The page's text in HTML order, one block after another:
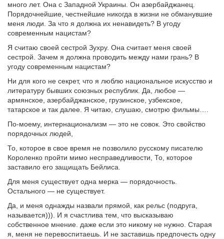
много лет. Она с Западной Украины. Он азербайджанец.
Порядочнейшие, честнейшие никогда в жизни не обманувшие
меня люди. За что я должна их ненавидеть? В угоду
современным нацистам?
Я считаю своей сестрой Зухру. Она считает меня своей
сестрой. Зачем я должна проводить между нами грань? В
угоду современным нацистам?
Ни для кого не секрет, что я люблю национальное искусство и
литературу бывших союзных республик. Да, любое —
армянское, азербайджанское, грузинское, узбекское,
татарское и так далее. Я читаю, слушаю, смотрю фильмы….
По-моему, интернационализм — это не совок. Это свойство
порядочных людей,
То, которое в свое время не позволило русскому писателю
Короленко пройти мимо несправедливости, То, которое
заставило его защищать Бейлиса.
Для меня существует одна мерка — порядочность.
Остального — не существует.
Да, и меня однажды назвали прямой, как рельс (подруга,
называется))). И я счастлива тем, что высказываю
собственное мнение. даже если это никому не нужно. Старая
я, меня не перевоспитаешь. И не заставишь предпочесть одну